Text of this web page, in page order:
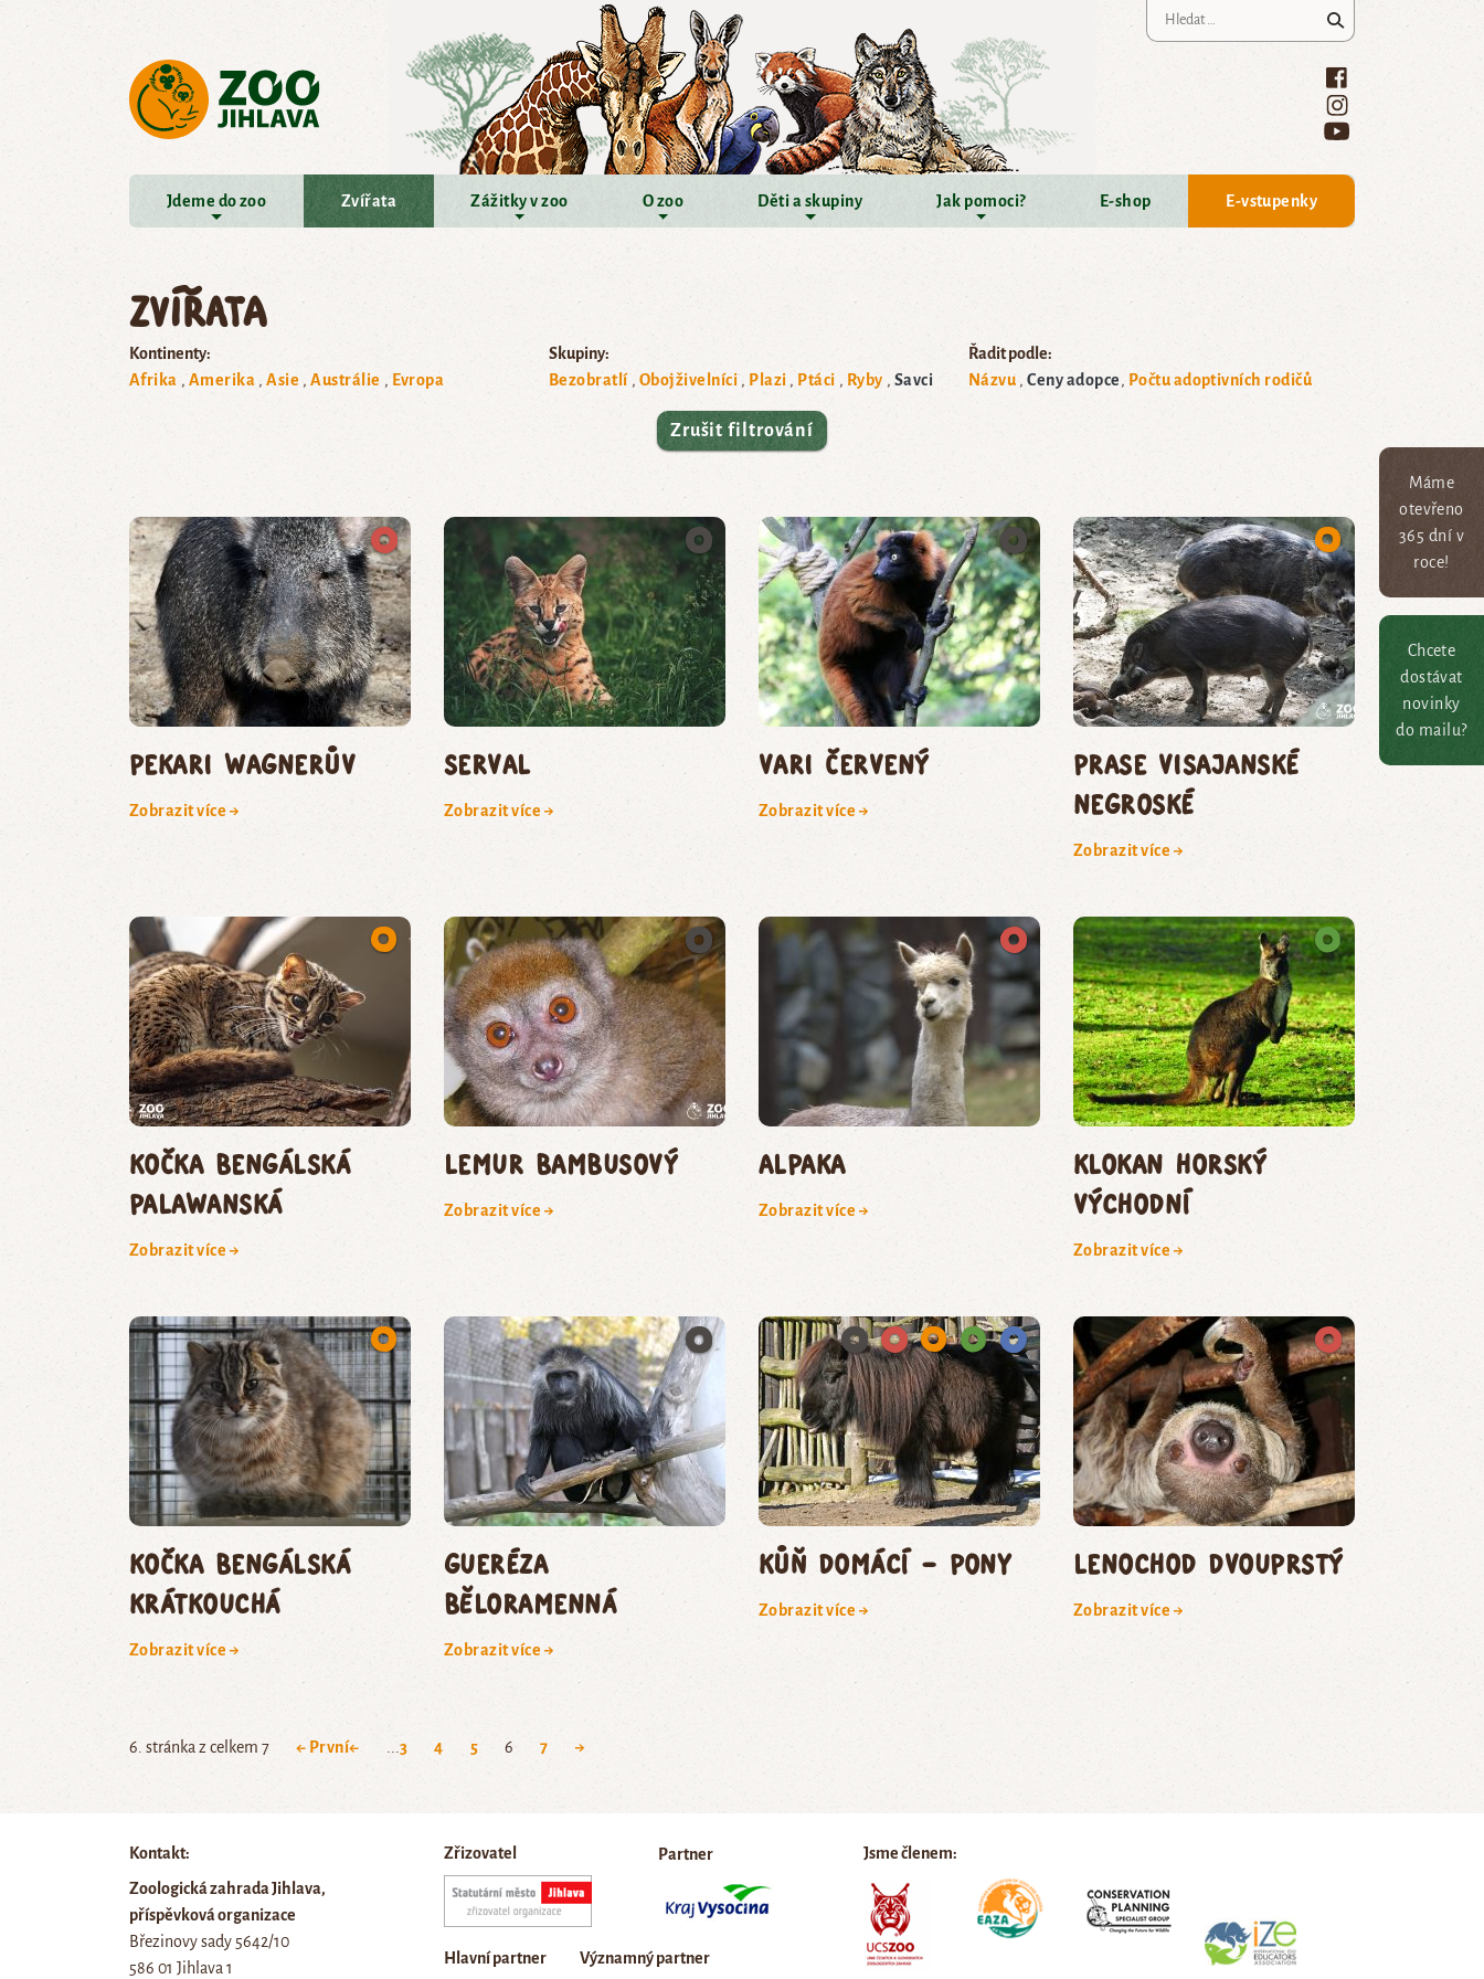
Máme
otevřeno
365 dní v
roce!
Chcete
dostávat
novinky
do mailu?
Jdeme do zoo Zvířata Zážitky v zoo O zoo Děti a skupiny Jak pomoci? E-shop E-vstupenky
Zvířata
Kontinenty:
Afrika
Amerika Asie Austrálie Evropa
Skupiny:
Bezobratlí
Obojživelníci Plazi Ptáci Ryby Savci
Řadit podle:
Názvu
Ceny adopce Počtu adoptivních rodičů
Zrušit filtrování
pekari Wagnerův
Zobrazit více →
serval
Zobrazit více →
vari červený
Zobrazit více →
prase visajanské
negroské
Zobrazit více →
kočka bengálská
palawanská
Zobrazit více →
lemur bambusový
Zobrazit více →
Alpaka
Zobrazit více →
klokan horský
východní
Zobrazit více →
kočka bengálská
krátkouchá
Zobrazit více →
gueréza
běloramenná
Zobrazit více →
kůň domácí – pony
Zobrazit více →
lenochod dvouprstý
Zobrazit více →
6. stránka z celkem 7 ← První← 3 4 5 6 7 →
Kontakt:
Zoologická zahrada Jihlava,
příspěvková organizace
Březinovy sady 5642/10
586 01 Jihlava 1
Zřizovatel Partner
Hlavní partner Významný partner
Jsme členem: